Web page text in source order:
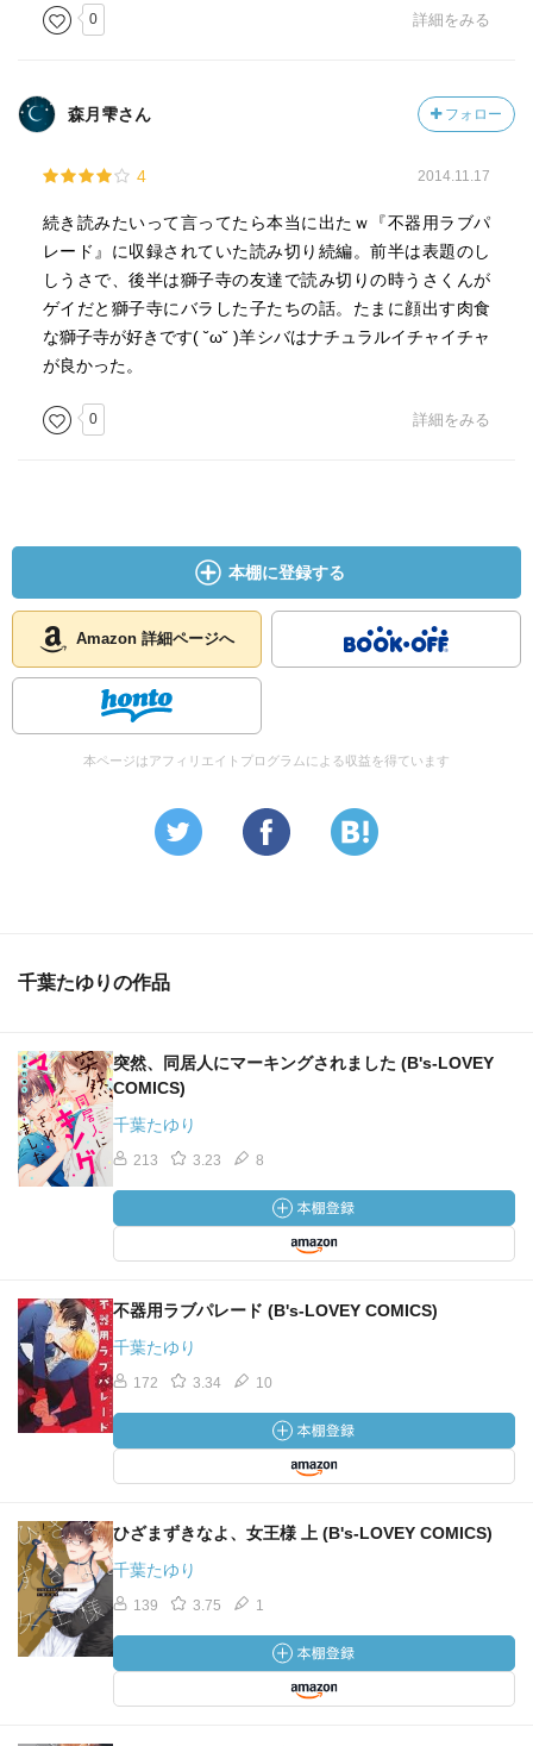
0 詳細をみる
森月雫さん フォロー
4 2014.11.17
続き読みたいって言ってたら本当に出たｗ『不器用ラブパ
レード』に収録されていた読み切り続編。前半は表題のし
しうさで、後半は獅子寺の友達で読み切りの時うさくんが
ゲイだと獅子寺にバラした子たちの話。たまに顔出す肉食
な獅子寺が好きです( ˘ω˘ )羊シバはナチュラルイチャイチャ
が良かった。
0 詳細をみる
本棚に登録する
Amazon 詳細ページへ
本ページはアフィリエイトプログラムによる収益を得ています
千葉たゆりの作品
突然、同居人にマーキングされました (B's-LOVEY
COMICS)
千葉たゆり
213 3.23 8
不器用ラブパレード (B's-LOVEY COMICS)
千葉たゆり
172 3.34 10
ひざまずきなよ、女王様 上 (B's-LOVEY COMICS)
千葉たゆり
139 3.75 1